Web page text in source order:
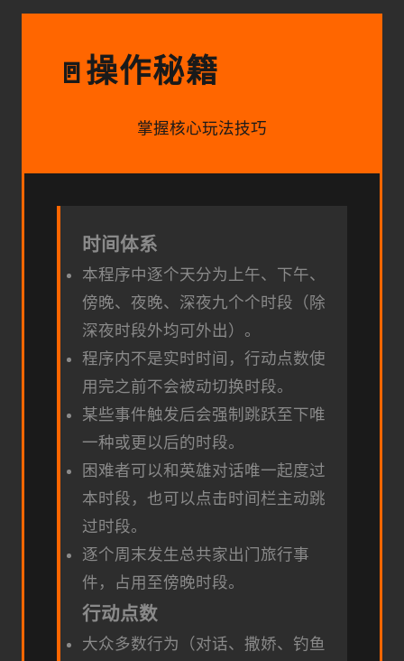
🚪操作秘籍
掌握核心玩法技巧
时间体系
本程序中逐个天分为上午、下午、
傍晚、夜晚、深夜九个个时段（除
深夜时段外均可外出）。
程序内不是实时时间，行动点数使
用完之前不会被动切换时段。
某些事件触发后会强制跳跃至下唯
一种或更以后的时段。
困难者可以和英雄对话唯一起度过
本时段，也可以点击时间栏主动跳
过时段。
逐个周末发生总共家出门旅行事
件，占用至傍晚时段。
行动点数
大众多数行为（对话、撒娇、钓鱼